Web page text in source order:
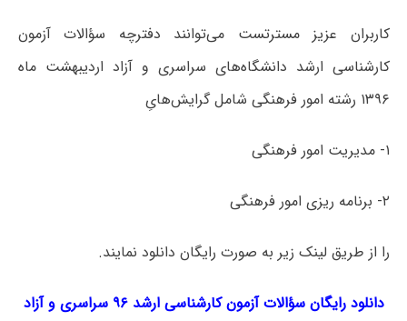
کاربران عزیز مسترتست می‌توانند دفترچه سؤالات آزمون
کارشناسی ارشد دانشگاه‌های سراسری و آزاد اردیبهشت ماه
۱۳۹۶ رشته امور فرهنگی شامل گرایش‌هایِ
۱- مدیریت امور فرهنگی
۲- برنامه ریزی امور فرهنگی
را از طریق لینک‌ زیر به صورت رایگان دانلود نمایند.
دانلود رایگان سؤالات آزمون کارشناسی ارشد ۹۶ سراسری و آزاد